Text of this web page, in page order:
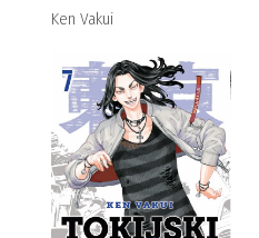
Ken Vakui